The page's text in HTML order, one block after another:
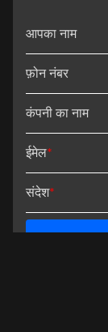
आपका नाम
फ़ोन नंबर
कंपनी का नाम
ईमेल*
संदेश*